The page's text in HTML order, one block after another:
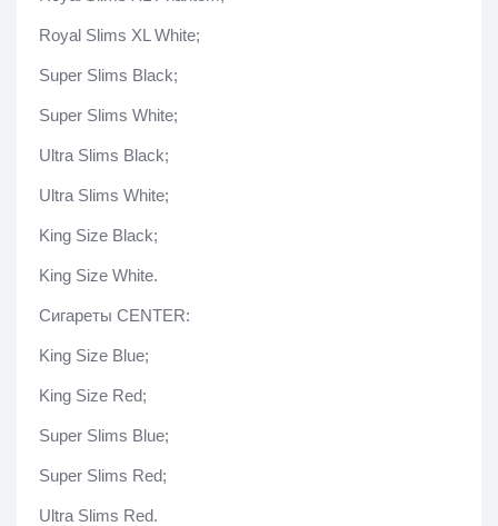
Royal Slims XL White;
Super Slims Black;
Super Slims White;
Ultra Slims Black;
Ultra Slims White;
King Size Black;
King Size White.
Сигареты CENTER:
King Size Blue;
King Size Red;
Super Slims Blue;
Super Slims Red;
Ultra Slims Red.